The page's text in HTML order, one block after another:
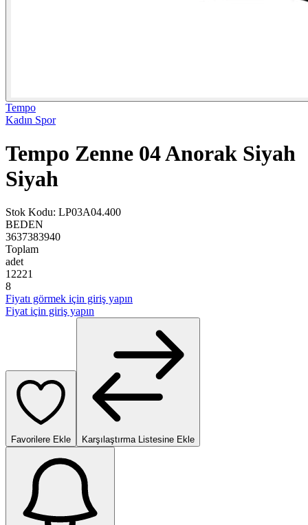
Tempo
Kadın Spor
Tempo Zenne 04 Anorak Siyah
Siyah
Stok Kodu: LP03A04.400
BEDEN
3637383940
Toplam
adet
12221
8
Fiyatı görmek için giriş yapın
Fiyat için giriş yapın
Favorilere Ekle Karşılaştırma Listesine Ekle